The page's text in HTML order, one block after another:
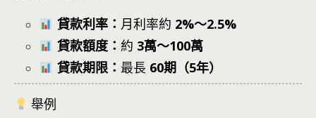
貸款利率： 月利率約 2%～2.5%
貸款額度： 約 3萬～100萬
貸款期限： 最長 60期（5年）
舉例